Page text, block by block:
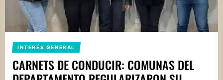
INTERÉS GENERAL
CARNETS DE CONDUCIR: COMUNAS DEL